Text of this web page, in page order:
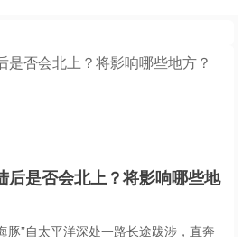
后是否会北上？将影响哪些地
豚”自太平洋深处一路长途跋涉，直奔